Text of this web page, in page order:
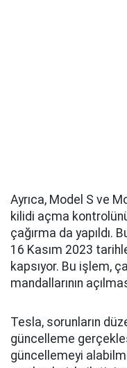
Ayrıca, Model S ve
kilidi açma
çağırma da yapıldı.
16 Kasım 2023
kapsıyor. Bu işlem,
mandallarının
Tesla, sorunların
güncelleme
güncellemeyi